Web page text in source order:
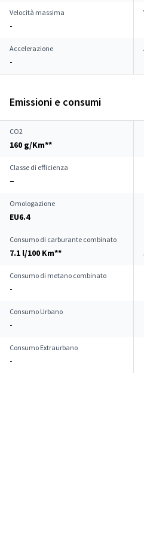
Velocità massima
-
Accelerazione
-
Emissioni e consumi
CO2
160 g/Km**
Classe di efficienza
–
Omologazione
EU6.4
Consumo di carburante combinato
7.1 l/100 Km**
Consumo di metano combinato
-
Consumo Urbano
-
Consumo Extraurbano
-